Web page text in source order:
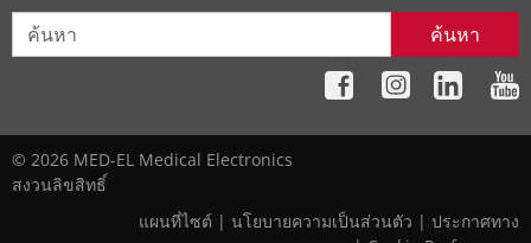
ค้นหา
© 2026 MED-EL Medical Electronics
สงวนลิขสิทธิ์
แผนที่ไซต์ | นโยบายความเป็นส่วนตัว | ประกาศทาง